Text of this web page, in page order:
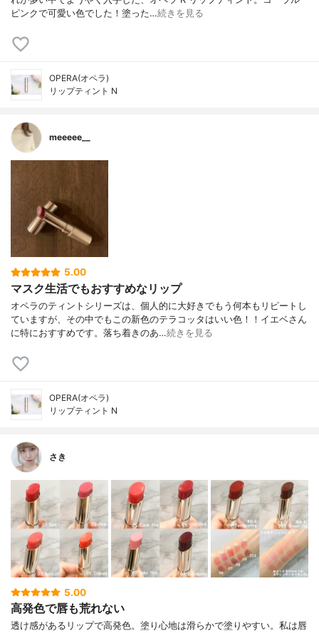
ピンクで可愛い色でした！塗った…続きを見る
OPERA(オペラ)
リップティント N
meeeee__
5.00
マスク生活でもおすすめなリップ
オペラのティントシリーズは、個人的に大好きでもう何本もリピートし
ていますが、その中でもこの新色のテラコッタはいい色！！イエベさん
に特におすすめです。落ち着きのあ…続きを見る
OPERA(オペラ)
リップティント N
さき
5.00
高発色で唇も荒れない
透け感があるリップで高発色。塗り心地は滑らかで塗りやすい。 私は唇